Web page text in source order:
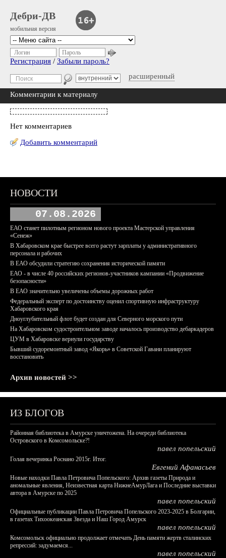
Дебри-ДВ
мобильная версия
расширенный
Логин Пароль
Регистрация / Забыли пароль?
Комментарии к материалу
Нет комментариев
Добавить комментарий
НОВОСТИ
07.08.2026
ЕАО станет пилотным регионом нового проекта Мастерской управления
«Сенеж»
В Хабаровском крае быстрее всего растут зарплаты у административного
персонала и рабочих
В ЕАО обсудили стратегию сохранения исторической памяти
ЕАО - в числе 40 российских регионов-участников кампании «Продвижение
безопасности»
В ЕАО значительно увеличены объемы дорожных работ
Федеральный эксперт по достоинству оценил спортивную инфраструктуру
Хабаровского края
Дноуглубительный флот будет создан для Северного морского пути
На Хабаровском судостроительном заводе началось производство дебаркадеров
ЦУМ в Хабаровске вернули государству
Бывший судоремонтный завод «Якорь» в Советской Гавани планируют
восстановить
Архив новостей >>
ИЗ БЛОГОВ
Районная библиотека в Амурске уничтожена. На очереди библиотека
Островского в Комсомольске?!
павел попельский
Голая вечеринка Роснано 2015г. Итог.
Евгений Афанасьев
Новые находки Павла Петровича Попельского: Архив газеты Природа и
аномальные явления, Неизвестная карта НижнеАмурЛага и Последние выставки
автора в Амурске по 2025
павел попельский
Официальные публикации Павла Петровича Попельского 2023-2025 в Болгарии,
в газетах Тихоокеанская Звезда и Наш Город Амурск
павел попельский
Комсомольск официально продолжает отмечать День памяти жертв сталинских
репрессий: задумаемся...
павел попельский